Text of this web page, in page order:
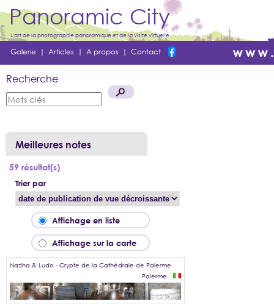
Panoramic City
L'art de la photographie panoramique et de la visite virtuelle
Galerie | Articles | A propos | Contact
Recherche
Meilleures notes
59 résultat(s)
Trier par
Affichage en liste
Affichage sur la carte
Naziha & Ludo - Crypte de la Cathédrale de Palerme
Palerme